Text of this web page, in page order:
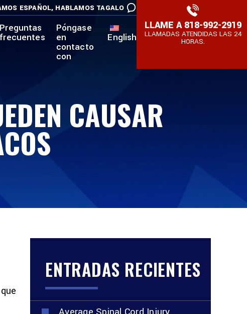
ESPAÑOL, HABLAMOS TAGALO
Preguntas
frecuentes
Póngase
en
contacto
con
English
LLAME A818-992-2919
LLAMADAS ATENDIDAS LAS 24
HORAS.
CAUSAR
ENTRADAS RECIENTES